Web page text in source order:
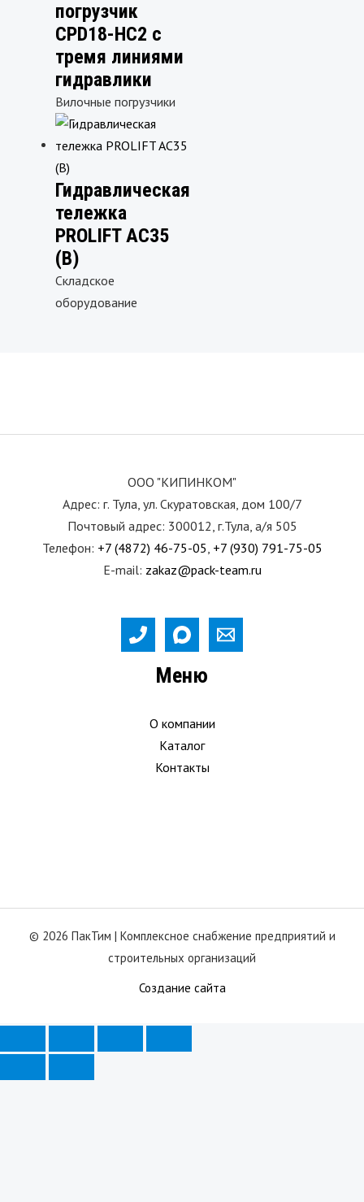
погрузчик
CPD18-HC2 с
тремя линиями
гидравлики
Вилочные погрузчики
Гидравлическая
тележка
PROLIFT AC35
(B)
Складское
оборудование
ООО "КИПИНКОМ"
Адрес: г. Тула, ул. Скуратовская, дом 100/7
Почтовый адрес: 300012, г.Тула, а/я 505
Телефон: +7 (4872) 46-75-05 +7 (930) 791-75-05
E-mail: zakaz@pack-team.ru
Меню
О компании
Каталог
Контакты
© 2026 ПакТим | Комплексное снабжение предприятий и
строительных организаций
Создание сайта